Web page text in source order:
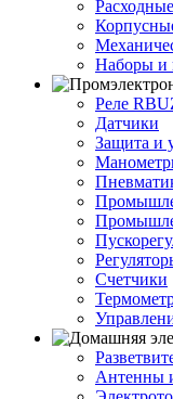
Наборы и
Реле
Датчики
Защита и
Счетчики
Антенны